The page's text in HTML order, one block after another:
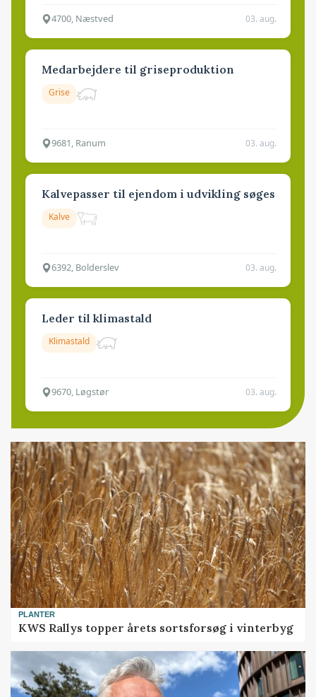
4700, Næstved 03. aug.
Medarbejdere til griseproduktion
Grise
9681, Ranum 03. aug.
Kalvepasser til ejendom i udvikling søges
Kalve
6392, Bolderslev 03. aug.
Leder til klimastald
Klimastald
9670, Løgstør 03. aug.
PLANTER
KWS Rallys topper årets sortsforsøg i vinterbyg